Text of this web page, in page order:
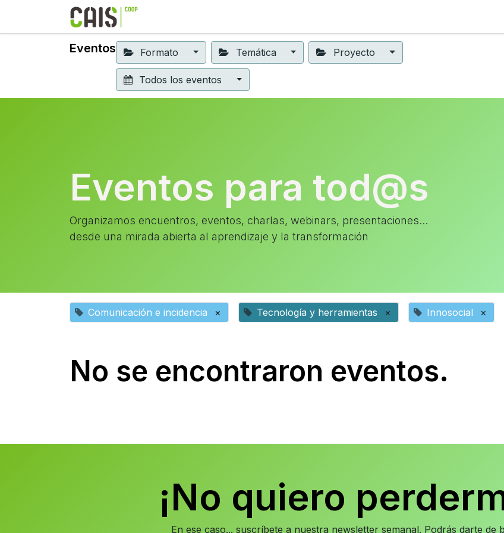
Eventos Formato Temática Proyecto
Todos los eventos
Eventos para tod@s
Organizamos encuentros, eventos, charlas, webinars, presentaciones...
desde una mirada abierta al aprendizaje y la transformación
Comunicación e incidencia × Tecnología y herramientas × Innosocial ×
No se encontraron eventos.
¡No quiero
En ese caso... suscríbete a nuestra newsletter semanal. Podrás darte de